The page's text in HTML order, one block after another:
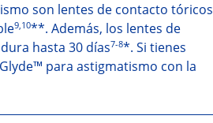
son lentes de contacto tóricos
9,10**. Además, los lentes de
hasta 30 días7-8*. Si tienes
para astigmatismo con la